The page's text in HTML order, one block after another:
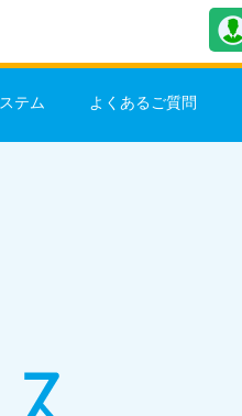
テム よくあるご質問